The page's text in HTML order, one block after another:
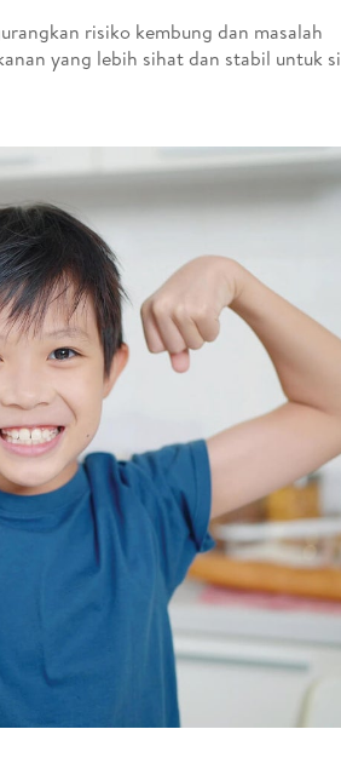
risiko kembung dan masalah
yang lebih sihat dan stabil untuk si